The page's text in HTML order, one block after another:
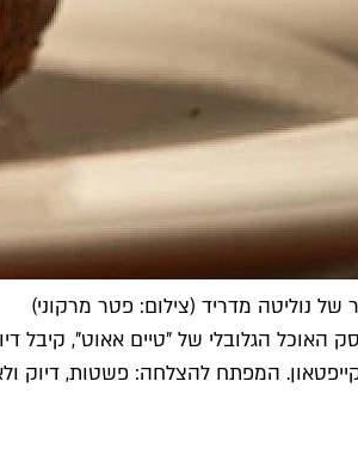
נוליטה מדריד (צילום: פטר מרקוני)
האוכל הגלובלי של "טיים אאוט",
המפתח להצלחה: פשטות, דיוק